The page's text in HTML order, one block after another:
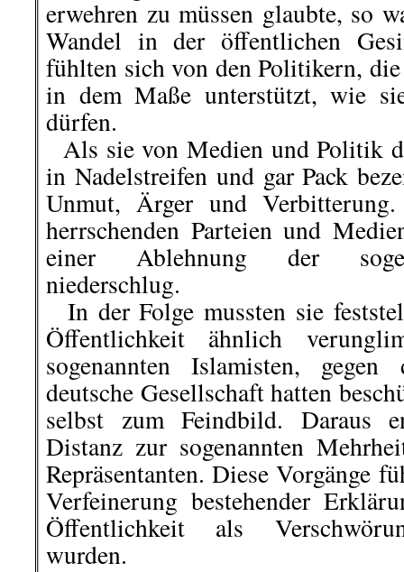
erwehren zu müssen glaubte, so
Wandel in der öffentlichen
fühlten sich von den Politikern,
in dem Maße unterstützt, wie
dürfen.
Als sie von Medien und Politik
in Nadelstreifen und gar Pack
Unmut, Ärger und
herrschenden Parteien und
einer Ablehnung der
niederschlug.
In der Folge mussten sie
Öffentlichkeit ähnlich
sogenannten Islamisten,
deutsche Gesellschaft hatten
selbst zum Feindbild. Daraus
Distanz zur sogenannten
Repräsentanten. Diese Vorgänge
Verfeinerung bestehender
Öffentlichkeit als
wurden.